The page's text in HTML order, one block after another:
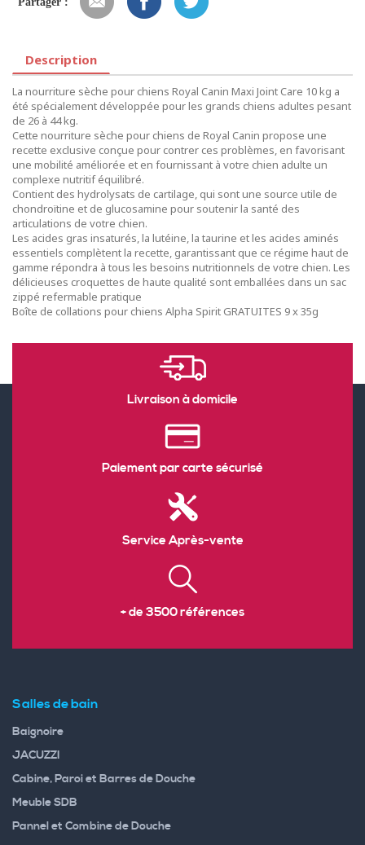
Description
La nourriture sèche pour chiens Royal Canin Maxi Joint Care 10 kg a
été spécialement développée pour les grands chiens adultes pesant
de 26 à 44 kg.
Cette nourriture sèche pour chiens de Royal Canin propose une
recette exclusive conçue pour contrer ces problèmes, en favorisant
une mobilité améliorée et en fournissant à votre chien adulte un
complexe nutritif équilibré.
Contient des hydrolysats de cartilage, qui sont une source utile de
chondroïtine et de glucosamine pour soutenir la santé des
articulations de votre chien.
Les acides gras insaturés, la lutéine, la taurine et les acides aminés
essentiels complètent la recette, garantissant que ce régime haut de
gamme répondra à tous les besoins nutritionnels de votre chien. Les
délicieuses croquettes de haute qualité sont emballées dans un sac
zippé refermable pratique
Boîte de collations pour chiens Alpha Spirit GRATUITES 9 x 35g
Livraison à domicile
Paiement par carte sécurisé
Service Après-vente
+ de 3500 références
Salles de bain
Baignoire
JACUZZI
Cabine, Paroi et Barres de Douche
Meuble SDB
Pannel et Combine de Douche